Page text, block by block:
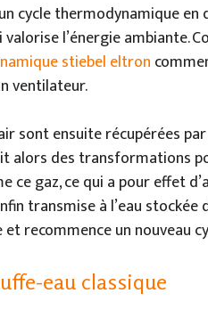
cycle thermodynamique en
l’énergie ambiante.
stiebel eltron
ventilateur.
sont ensuite récupérées
alors des transformations
ce gaz, ce qui a pour effet
transmise à l’eau stockée
recommence un nouveau
eau classique